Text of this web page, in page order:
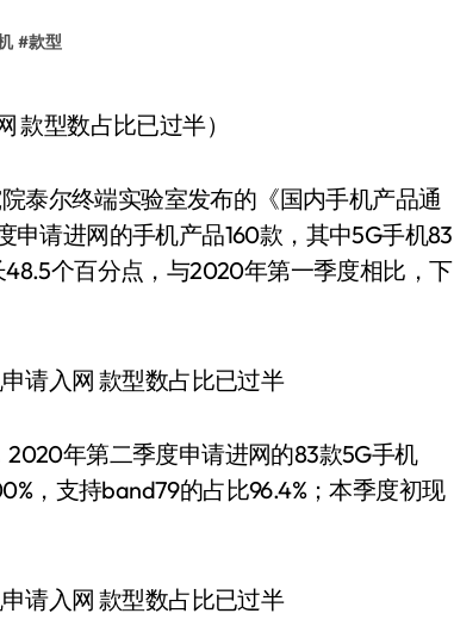
#款型
款型数占比已过半）
泰尔终端实验室发布的《国内手机产品通
请进网的手机产品160款，其中5G手机83
个百分点，与2020年第一季度相比，下
年第二季度申请进网的83款5G手机
，支持band79的占比96.4%；本季度初现